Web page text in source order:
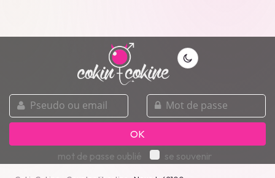
pseudo
ou
email
mot
de
passe
OK
mot de passe oublié
se souvenir